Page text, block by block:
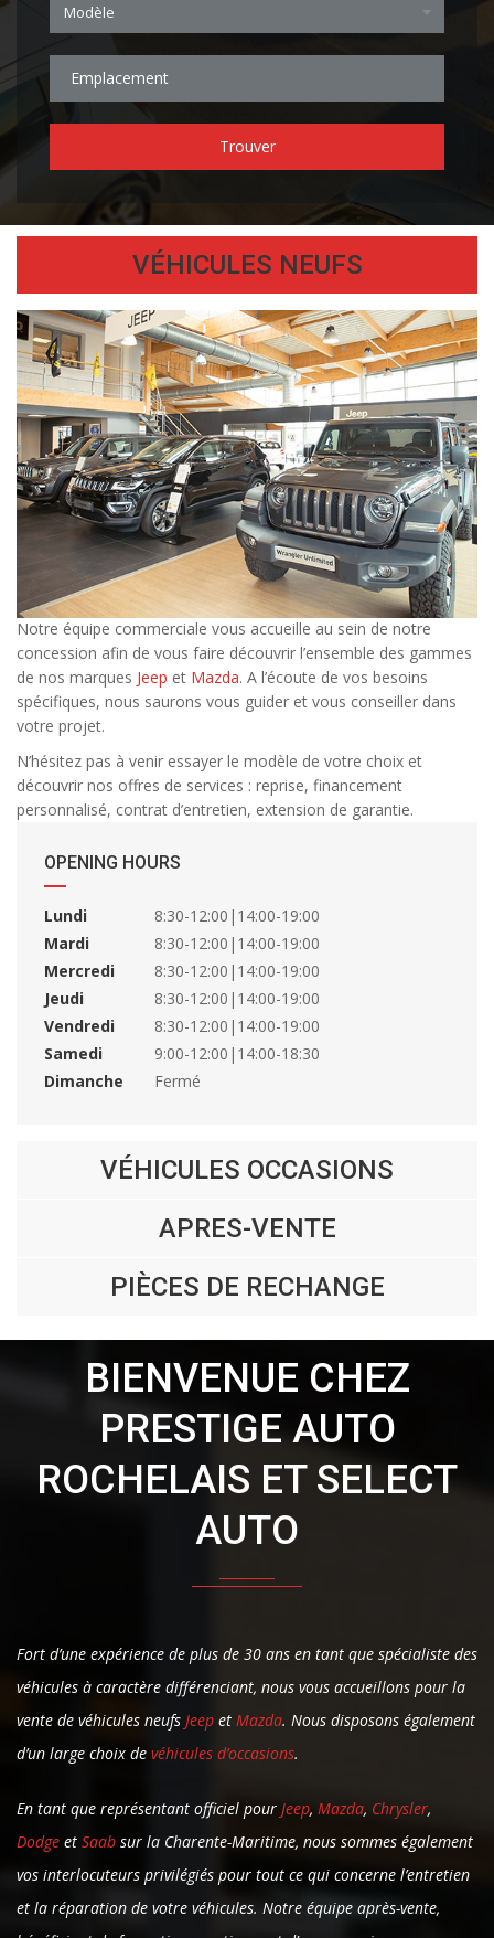
Modèle
Trouver
VÉHICULES NEUFS
Notre équipe commerciale vous accueille au sein de notre
concession afin de vous faire découvrir l’ensemble des gammes
de nos marques Jeep et Mazda. A l’écoute de vos besoins
spécifiques, nous saurons vous guider et vous conseiller dans
votre projet.
N’hésitez pas à venir essayer le modèle de votre choix et
découvrir nos offres de services : reprise, financement
personnalisé, contrat d’entretien, extension de garantie.
OPENING HOURS
Lundi
8:30-12:00|14:00-19:00
Mardi
8:30-12:00|14:00-19:00
Mercredi
8:30-12:00|14:00-19:00
Jeudi
8:30-12:00|14:00-19:00
Vendredi
8:30-12:00|14:00-19:00
Samedi
9:00-12:00|14:00-18:30
Dimanche
Fermé
VÉHICULES OCCASIONS
APRES-VENTE
PIÈCES DE RECHANGE
BIENVENUE CHEZ
PRESTIGE AUTO
ROCHELAIS ET SELECT
AUTO
Fort d’une expérience de plus de 30 ans en tant que spécialiste des
véhicules à caractère différenciant, nous vous accueillons pour la
vente de véhicules neufs Jeep et Mazda. Nous disposons également
d’un large choix de véhicules d’occasions.
En tant que représentant officiel pour Jeep, Mazda, Chrysler,
Dodge et Saab sur la Charente-Maritime, nous sommes également
vos interlocuteurs privilégiés pour tout ce qui concerne l’entretien
et la réparation de votre véhicules. Notre équipe après-vente,